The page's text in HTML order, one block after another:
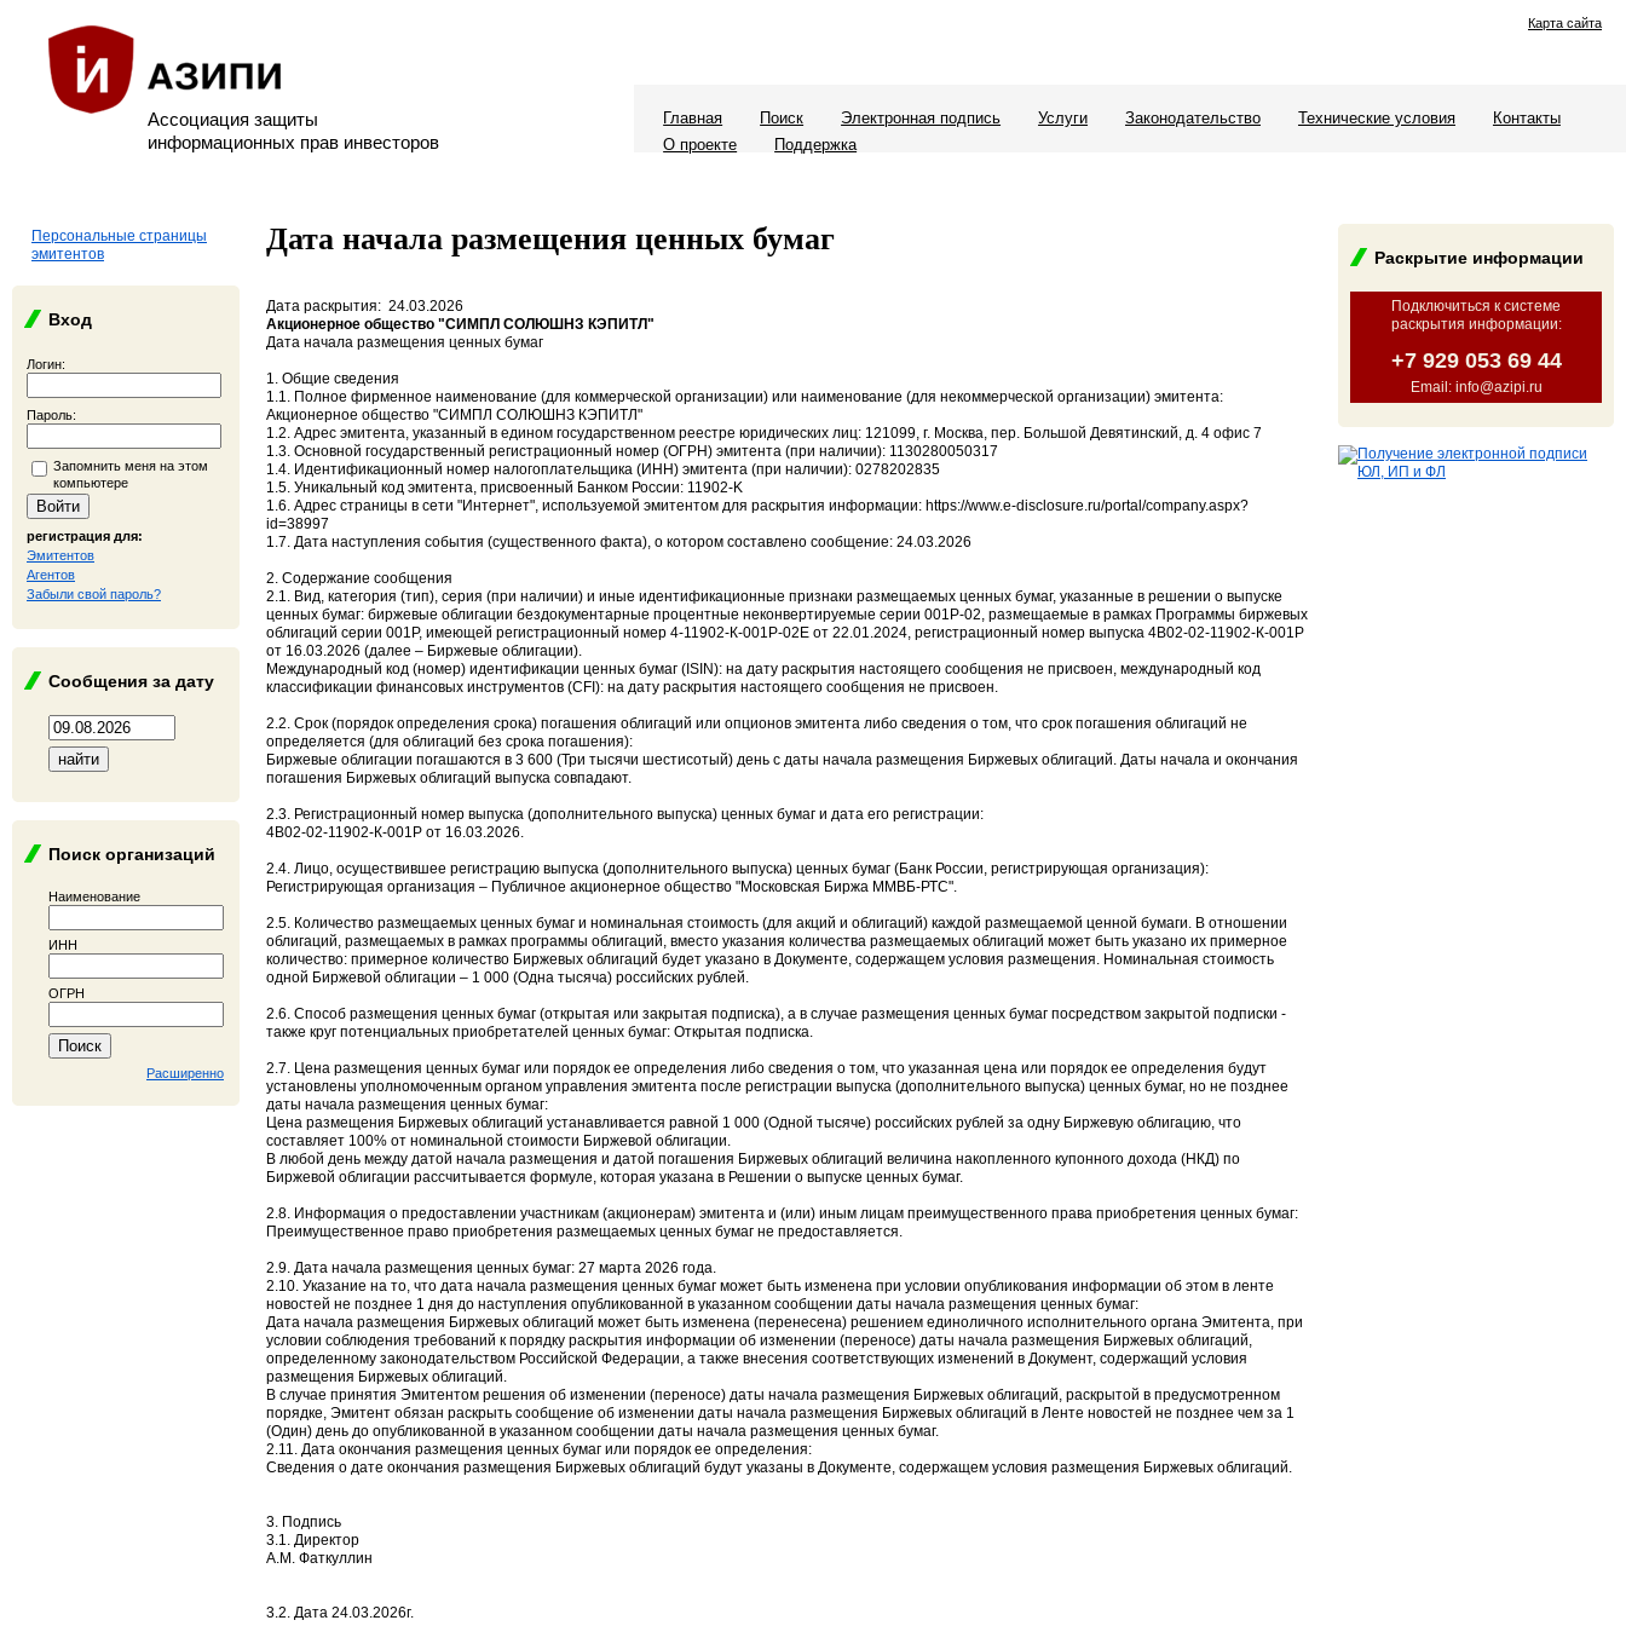
Ассоциация защиты
информационных прав инвесторов
Карта сайта
Главная Поиск Электронная подпись Услуги Законодательство Технические условия
Контакты
О проекте
Поддержка
Персональные страницы
эмитентов
Вход
Логин:
Пароль:
Запомнить меня на этом
компьютере
регистрация для:
Эмитентов
Агентов
Забыли свой пароль?
Сообщения за дату
Поиск организаций
Наименование
ИНН
ОГРН
Расширенно
Раскрытие информации
Подключиться к системе
раскрытия информации:
+7 929 053 69 44
Email: info@azipi.ru
Дата начала размещения ценных бумаг
Дата раскрытия: 24.03.2026
Акционерное общество "СИМПЛ СОЛЮШНЗ КЭПИТЛ"
Дата начала размещения ценных бумаг
1. Общие сведения
1.1. Полное фирменное наименование (для коммерческой организации) или наименование (для некоммерческой организации) эмитента:
Акционерное общество "СИМПЛ СОЛЮШНЗ КЭПИТЛ"
1.2. Адрес эмитента, указанный в едином государственном реестре юридических лиц: 121099, г. Москва, пер. Большой Девятинский, д. 4 офис 7
1.3. Основной государственный регистрационный номер (ОГРН) эмитента (при наличии): 1130280050317
1.4. Идентификационный номер налогоплательщика (ИНН) эмитента (при наличии): 0278202835
1.5. Уникальный код эмитента, присвоенный Банком России: 11902-K
1.6. Адрес страницы в сети "Интернет", используемой эмитентом для раскрытия информации: https://www.e-disclosure.ru/portal/company.aspx?
id=38997
1.7. Дата наступления события (существенного факта), о котором составлено сообщение: 24.03.2026
2. Содержание сообщения
2.1. Вид, категория (тип), серия (при наличии) и иные идентификационные признаки размещаемых ценных бумаг, указанные в решении о выпуске
ценных бумаг: биржевые облигации бездокументарные процентные неконвертируемые серии 001P-02, размещаемые в рамках Программы биржевых
облигаций серии 001Р, имеющей регистрационный номер 4-11902-К-001P-02E от 22.01.2024, регистрационный номер выпуска 4B02-02-11902-К-001P
от 16.03.2026 (далее – Биржевые облигации).
Международный код (номер) идентификации ценных бумаг (ISIN): на дату раскрытия настоящего сообщения не присвоен, международный код
классификации финансовых инструментов (CFI): на дату раскрытия настоящего сообщения не присвоен.
2.2. Срок (порядок определения срока) погашения облигаций или опционов эмитента либо сведения о том, что срок погашения облигаций не
определяется (для облигаций без срока погашения):
Биржевые облигации погашаются в 3 600 (Три тысячи шестисотый) день с даты начала размещения Биржевых облигаций. Даты начала и окончания
погашения Биржевых облигаций выпуска совпадают.
2.3. Регистрационный номер выпуска (дополнительного выпуска) ценных бумаг и дата его регистрации:
4B02-02-11902-К-001P от 16.03.2026.
2.4. Лицо, осуществившее регистрацию выпуска (дополнительного выпуска) ценных бумаг (Банк России, регистрирующая организация):
Регистрирующая организация – Публичное акционерное общество "Московская Биржа ММВБ-РТС".
2.5. Количество размещаемых ценных бумаг и номинальная стоимость (для акций и облигаций) каждой размещаемой ценной бумаги. В отношении
облигаций, размещаемых в рамках программы облигаций, вместо указания количества размещаемых облигаций может быть указано их примерное
количество: примерное количество Биржевых облигаций будет указано в Документе, содержащем условия размещения. Номинальная стоимость
одной Биржевой облигации – 1 000 (Одна тысяча) российских рублей.
2.6. Способ размещения ценных бумаг (открытая или закрытая подписка), а в случае размещения ценных бумаг посредством закрытой подписки -
также круг потенциальных приобретателей ценных бумаг: Открытая подписка.
2.7. Цена размещения ценных бумаг или порядок ее определения либо сведения о том, что указанная цена или порядок ее определения будут
установлены уполномоченным органом управления эмитента после регистрации выпуска (дополнительного выпуска) ценных бумаг, но не позднее
даты начала размещения ценных бумаг:
Цена размещения Биржевых облигаций устанавливается равной 1 000 (Одной тысяче) российских рублей за одну Биржевую облигацию, что
составляет 100% от номинальной стоимости Биржевой облигации.
В любой день между датой начала размещения и датой погашения Биржевых облигаций величина накопленного купонного дохода (НКД) по
Биржевой облигации рассчитывается формуле, которая указана в Решении о выпуске ценных бумаг.
2.8. Информация о предоставлении участникам (акционерам) эмитента и (или) иным лицам преимущественного права приобретения ценных бумаг:
Преимущественное право приобретения размещаемых ценных бумаг не предоставляется.
2.9. Дата начала размещения ценных бумаг: 27 марта 2026 года.
2.10. Указание на то, что дата начала размещения ценных бумаг может быть изменена при условии опубликования информации об этом в ленте
новостей не позднее 1 дня до наступления опубликованной в указанном сообщении даты начала размещения ценных бумаг:
Дата начала размещения Биржевых облигаций может быть изменена (перенесена) решением единоличного исполнительного органа Эмитента, при
условии соблюдения требований к порядку раскрытия информации об изменении (переносе) даты начала размещения Биржевых облигаций,
определенному законодательством Российской Федерации, а также внесения соответствующих изменений в Документ, содержащий условия
размещения Биржевых облигаций.
В случае принятия Эмитентом решения об изменении (переносе) даты начала размещения Биржевых облигаций, раскрытой в предусмотренном
порядке, Эмитент обязан раскрыть сообщение об изменении даты начала размещения Биржевых облигаций в Ленте новостей не позднее чем за 1
(Один) день до опубликованной в указанном сообщении даты начала размещения ценных бумаг.
2.11. Дата окончания размещения ценных бумаг или порядок ее определения:
Сведения о дате окончания размещения Биржевых облигаций будут указаны в Документе, содержащем условия размещения Биржевых облигаций.
3. Подпись
3.1. Директор
А.М. Фаткуллин
3.2. Дата 24.03.2026г.